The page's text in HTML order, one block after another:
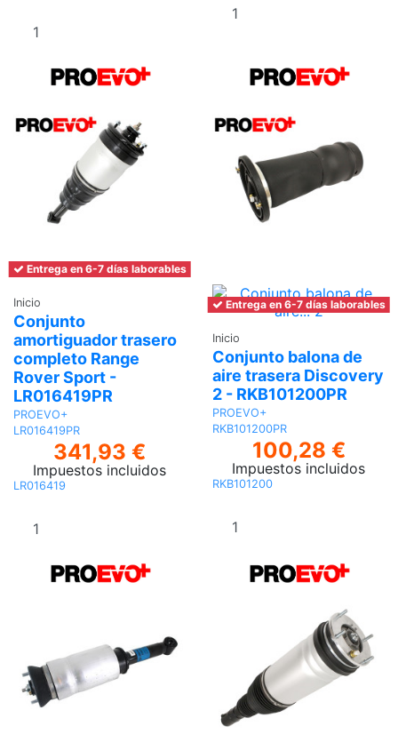
Entrega en 6-7 días laborables
Inicio
Conjunto
amortiguador trasero
completo Range
Rover Sport -
LR016419PR
PROEVO+
LR016419PR
341,93 €
Impuestos incluidos
LR016419
Entrega en 6-7 días laborables
Inicio
Conjunto balona de
aire trasera Discovery
2 - RKB101200PR
PROEVO+
RKB101200PR
100,28 €
Impuestos incluidos
RKB101200